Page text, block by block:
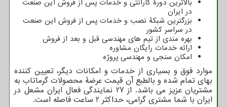
بالاترین دورۀ گارانتی و خدمات پس از فروش این صنعت
در ایران
بزرگترین شبکۀ نصب و خدمات پس از فروش این صنعت
در سراسر کشور
بهره مندی از تیم های مهندسی قبل و بعد از فروش
ارائه خدمات رایگان مشاوره
امکان سنجی و مهندسی پروژه
موارد فوق و بسیاری از خدمات و امکانات دیگر، تعیین کننده
بهای تمام شده و بالطبع آن قیمت عرضۀ محصولات گرماتاب به
مشتریان عزیز می باشد. از 27 نمایندگی فعال ایران مشعل در
ایران با شما مشتری گرامی، حداکثر 2 ساعت فاصله است.